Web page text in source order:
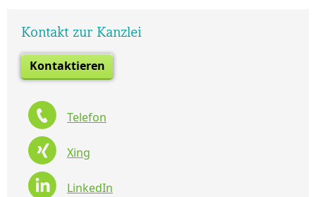
Kontakt zur Kanzlei
Kontaktieren
Telefon
Xing
LinkedIn